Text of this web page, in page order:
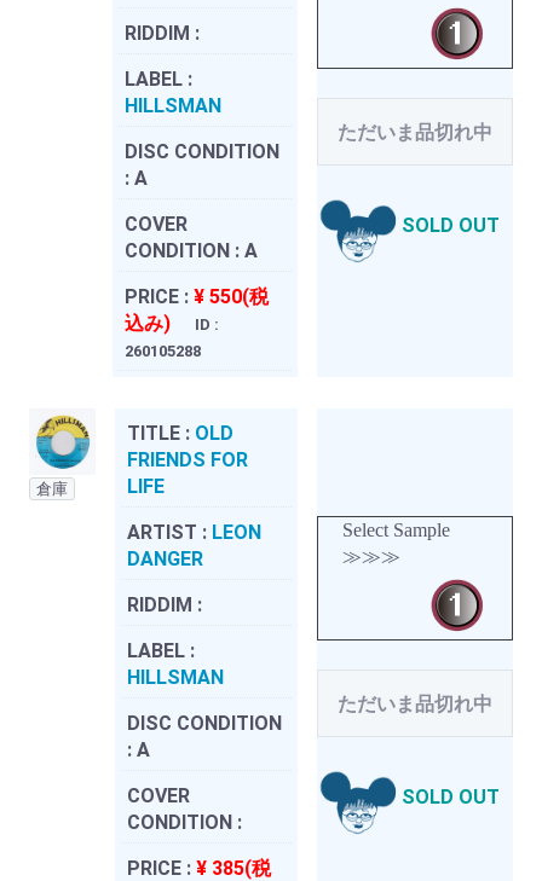
RIDDIM :
LABEL :
HILLSMAN
DISC CONDITION
: A
COVER
CONDITION : A
PRICE : ¥ 550(税
込み)
ID :
260105288
ただいま品切れ中
SOLD OUT
倉庫
TITLE : OLD
FRIENDS FOR
LIFE
ARTIST : LEON
DANGER
RIDDIM :
LABEL :
HILLSMAN
DISC CONDITION
: A
COVER
CONDITION :
PRICE : ¥ 385(税
Select Sample
≫≫≫
ただいま品切れ中
SOLD OUT